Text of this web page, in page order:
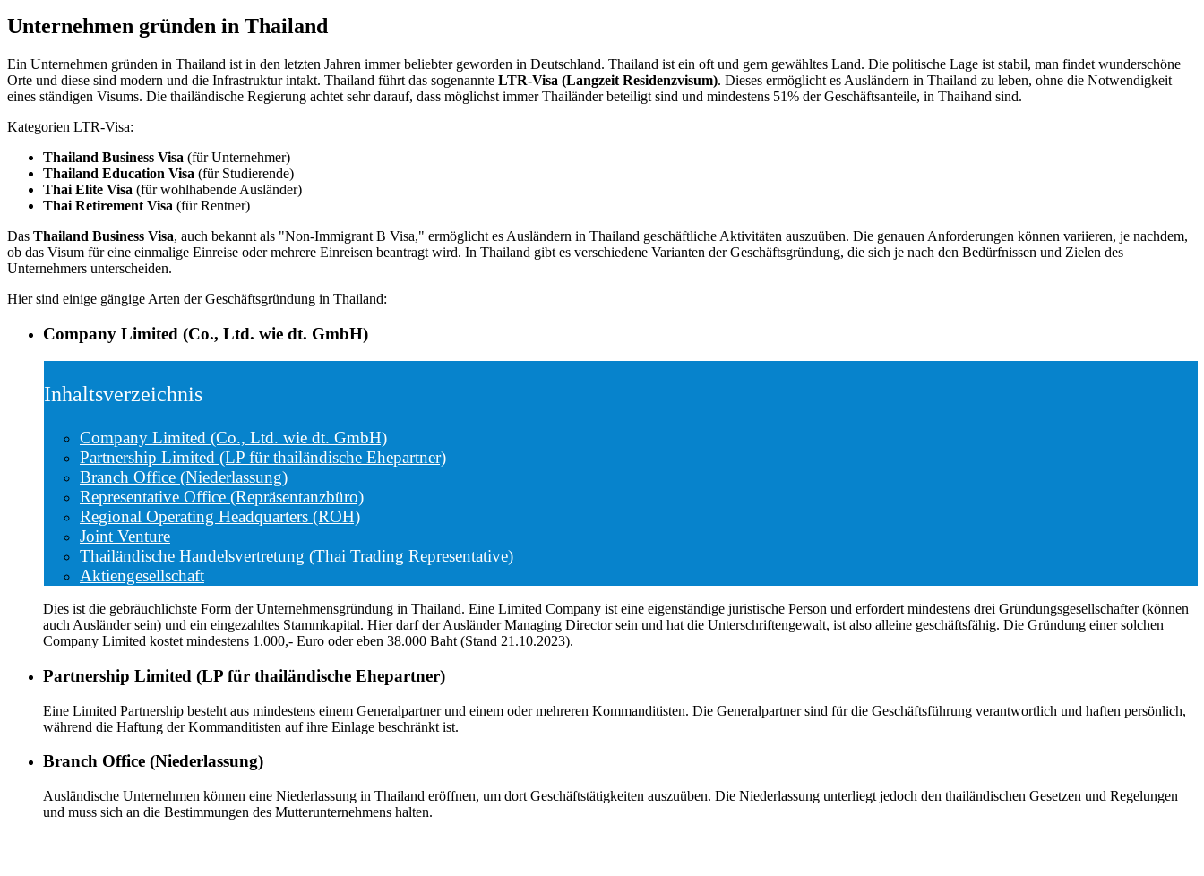
Unternehmen gründen in Thailand
Ein Unternehmen gründen in Thailand ist in den letzten Jahren immer beliebter geworden in Deutschland. Thailand ist ein oft und gern gewähltes Land. Die politische Lage ist stabil, man findet wunderschöne
Orte und diese sind modern und die Infrastruktur intakt. Thailand führt das sogenannte LTR-Visa (Langzeit Residenzvisum). Dieses ermöglicht es Ausländern in Thailand zu leben, ohne die Notwendigkeit
eines ständigen Visums. Die thailändische Regierung achtet sehr darauf, dass möglichst immer Thailänder beteiligt sind und mindestens 51% der Geschäftsanteile, in Thaihand sind.
Kategorien LTR-Visa:
Thailand Business Visa (für Unternehmer)
Thailand Education Visa (für Studierende)
Thai Elite Visa (für wohlhabende Ausländer)
Thai Retirement Visa (für Rentner)
Das Thailand Business Visa, auch bekannt als "Non-Immigrant B Visa," ermöglicht es Ausländern in Thailand geschäftliche Aktivitäten auszuüben. Die genauen Anforderungen können variieren, je nachdem,
ob das Visum für eine einmalige Einreise oder mehrere Einreisen beantragt wird. In Thailand gibt es verschiedene Varianten der Geschäftsgründung, die sich je nach den Bedürfnissen und Zielen des
Unternehmers unterscheiden.
Hier sind einige gängige Arten der Geschäftsgründung in Thailand:
Company Limited (Co., Ltd. wie dt. GmbH)
Inhaltsverzeichnis
Company Limited (Co., Ltd. wie dt. GmbH)
Partnership Limited (LP für thailändische Ehepartner)
Branch Office (Niederlassung)
Representative Office (Repräsentanzbüro)
Regional Operating Headquarters (ROH)
Joint Venture
Thailändische Handelsvertretung (Thai Trading Representative)
Aktiengesellschaft
Dies ist die gebräuchlichste Form der Unternehmensgründung in Thailand. Eine Limited Company ist eine eigenständige juristische Person und erfordert mindestens drei Gründungsgesellschafter (können
auch Ausländer sein) und ein eingezahltes Stammkapital. Hier darf der Ausländer Managing Director sein und hat die Unterschriftengewalt, ist also alleine geschäftsfähig. Die Gründung einer solchen
Company Limited kostet mindestens 1.000,- Euro oder eben 38.000 Baht (Stand 21.10.2023).
Partnership Limited (LP für thailändische Ehepartner)
Eine Limited Partnership besteht aus mindestens einem Generalpartner und einem oder mehreren Kommanditisten. Die Generalpartner sind für die Geschäftsführung verantwortlich und haften persönlich,
während die Haftung der Kommanditisten auf ihre Einlage beschränkt ist.
Branch Office (Niederlassung)
Ausländische Unternehmen können eine Niederlassung in Thailand eröffnen, um dort Geschäftstätigkeiten auszuüben. Die Niederlassung unterliegt jedoch den thailändischen Gesetzen und Regelungen
und muss sich an die Bestimmungen des Mutterunternehmens halten.